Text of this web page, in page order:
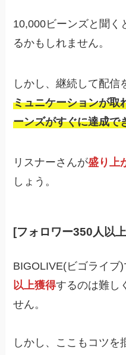
10,000ビーンズと聞く
るかもしれません。
しかし、継続して配信
ミュニケーションが取
ーンズがすぐに達成で
リスナーさんが盛り上
しょう。
[フォロワー350人以
BIGOLIVE(ビゴライブ
以上獲得するのは難し
せん。
しかし、ここもコツを